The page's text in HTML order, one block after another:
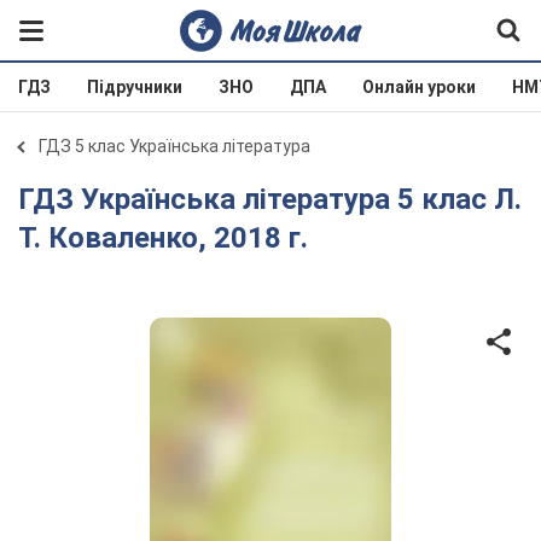
ГДЗ Підручники ЗНО ДПА Онлайн уроки
ГДЗ 5 клас Українська література
ГДЗ Українська література 5 клас Л.
Т. Коваленко, 2018 г.